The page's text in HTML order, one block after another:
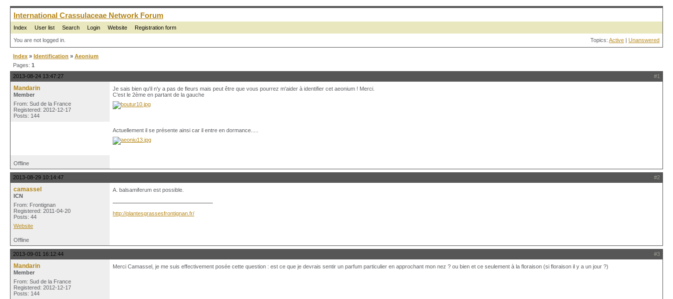
International Crassulaceae Network Forum
Index User list Search Login Website Registration form
You are not logged in. Topics: Active | Unanswered
Index » Identification » Aeonium
Pages: 1
#1
2013-08-24 13:47:27
Mandarin
Member
From: Sud de la France
Registered: 2012-12-17
Posts: 144
Je sais bien qu'il n'y a pas de fleurs mais peut être que vous pourrez m'aider à identifier cet aeonium ! Merci.
C'est le 2ème en partant de la gauche
Actuellement il se présente ainsi car il entre en dormance.....
Offline
#2
2013-08-29 10:14:47
camassel
ICN
From: Frontignan
Registered: 2011-04-20
Posts: 44
Website
A. balsamiferum est possible.
http://plantesgrassesfrontignan.fr/
Offline
#3
2013-09-01 16:12:44
Mandarin
Member
From: Sud de la France
Registered: 2012-12-17
Posts: 144
Merci Camassel, je me suis effectivement posée cette question : est ce que je devrais sentir un parfum particulier en approchant mon nez ? ou bien et ce seulement à la floraison (si floraison il y a un jour ?)